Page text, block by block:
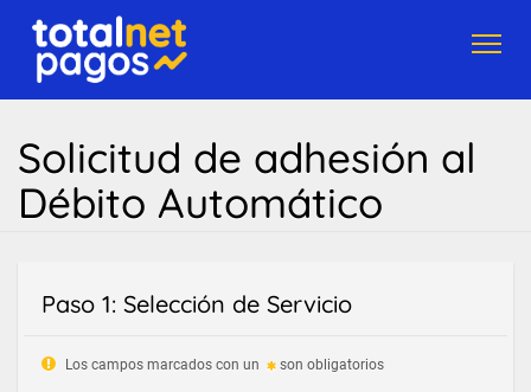
Solicitud de adhesión al
Débito Automático
Paso 1: Selección de Servicio
Los campos marcados con un son obligatorios